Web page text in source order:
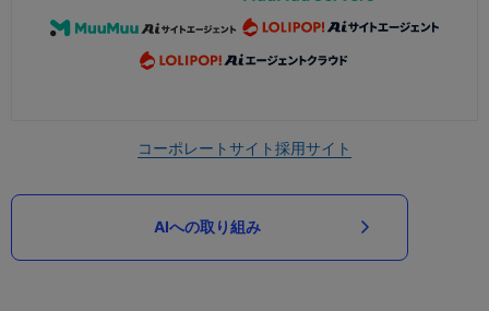
コーポレートサイト採用サイト
AIへの取り組み